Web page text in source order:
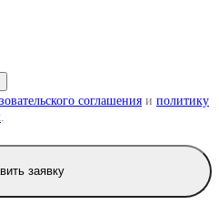
соглашения и политику
заявку